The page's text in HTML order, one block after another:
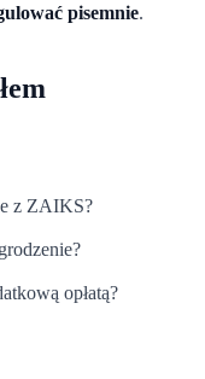
pisemnie.
z ZAIKS?
opłatą?